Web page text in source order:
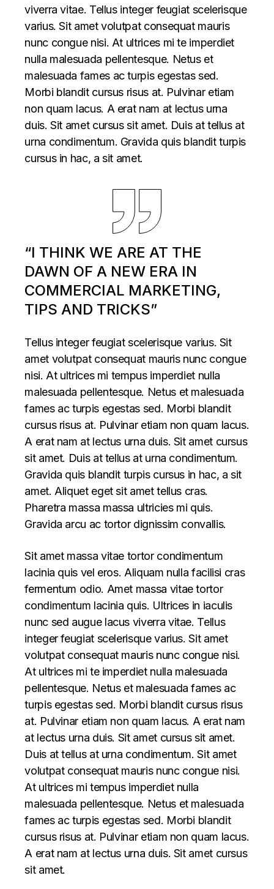
viverra vitae. Tellus integer feugiat scelerisque
varius. Sit amet volutpat consequat mauris
nunc congue nisi. At ultrices mi te imperdiet
nulla malesuada pellentesque. Netus et
malesuada fames ac turpis egestas sed.
Morbi blandit cursus risus at. Pulvinar etiam
non quam lacus. A erat nam at lectus urna
duis. Sit amet cursus sit amet. Duis at tellus at
urna condimentum. Gravida quis blandit turpis
cursus in hac, a sit amet.
“I THINK WE ARE AT THE
DAWN OF A NEW ERA IN
COMMERCIAL MARKETING,
TIPS AND TRICKS”
Tellus integer feugiat scelerisque varius. Sit
amet volutpat consequat mauris nunc congue
nisi. At ultrices mi tempus imperdiet nulla
malesuada pellentesque. Netus et malesuada
fames ac turpis egestas sed. Morbi blandit
cursus risus at. Pulvinar etiam non quam lacus.
A erat nam at lectus urna duis. Sit amet cursus
sit amet. Duis at tellus at urna condimentum.
Gravida quis blandit turpis cursus in hac, a sit
amet. Aliquet eget sit amet tellus cras.
Pharetra massa massa ultricies mi quis.
Gravida arcu ac tortor dignissim convallis.
Sit amet massa vitae tortor condimentum
lacinia quis vel eros. Aliquam nulla facilisi cras
fermentum odio. Amet massa vitae tortor
condimentum lacinia quis. Ultrices in iaculis
nunc sed augue lacus viverra vitae. Tellus
integer feugiat scelerisque varius. Sit amet
volutpat consequat mauris nunc congue nisi.
At ultrices mi te imperdiet nulla malesuada
pellentesque. Netus et malesuada fames ac
turpis egestas sed. Morbi blandit cursus risus
at. Pulvinar etiam non quam lacus. A erat nam
at lectus urna duis. Sit amet cursus sit amet.
Duis at tellus at urna condimentum. Sit amet
volutpat consequat mauris nunc congue nisi.
At ultrices mi tempus imperdiet nulla
malesuada pellentesque. Netus et malesuada
fames ac turpis egestas sed. Morbi blandit
cursus risus at. Pulvinar etiam non quam lacus.
A erat nam at lectus urna duis. Sit amet cursus
sit amet.